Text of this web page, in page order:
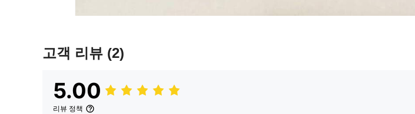
고객 리뷰 (2)
5.00
리뷰 정책